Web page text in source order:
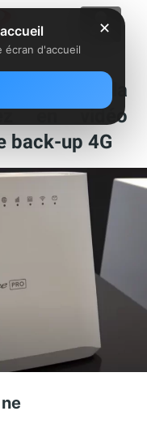
jamais la
en vidéo
back-up 4G
✕
écran d'accueil